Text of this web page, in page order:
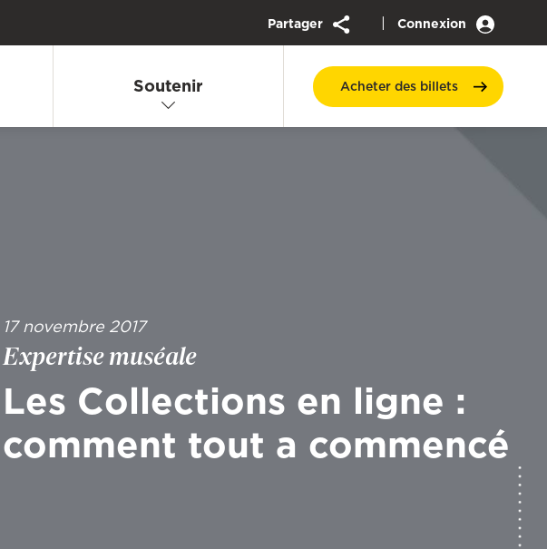
Partager | Connexion
Soutenir Acheter desbillets
17 novembre 2017
Expertise muséale
Les Collections en ligne :
comment tout a commencé